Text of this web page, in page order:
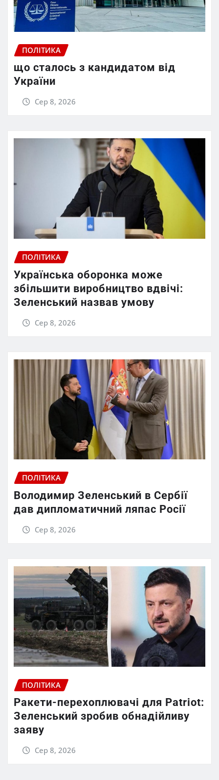
ПОЛІТИКА
що сталось з кандидатом від
України
Сер 8, 2026
ПОЛІТИКА
Українська оборонка може
збільшити виробництво вдвічі:
Зеленський назвав умову
Сер 8, 2026
ПОЛІТИКА
Володимир Зеленський в Сербії
дав дипломатичний ляпас Росії
Сер 8, 2026
ПОЛІТИКА
Ракети-перехоплювачі для Patriot:
Зеленський зробив обнадійливу
заяву
Сер 8, 2026